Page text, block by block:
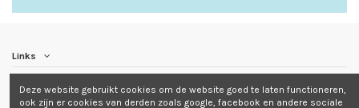
Links
Contact us
Deze website gebruikt cookies om de website goed te laten functioneren,
ook zijn er cookies van derden zoals google, facebook en andere sociale